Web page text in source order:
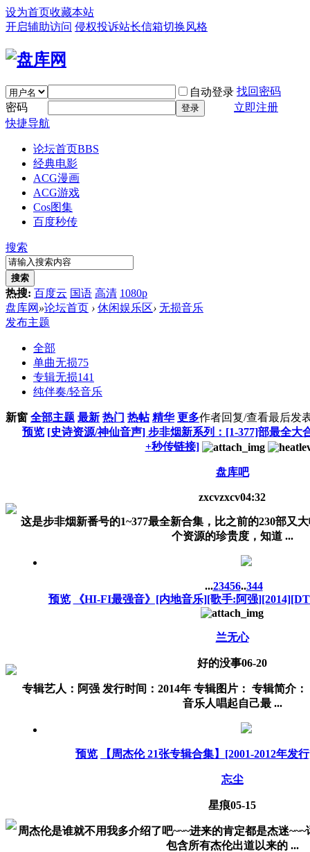
设为首页收藏本站
开启辅助访问 侵权投诉站长信箱切换风格
自动登录 找回密码
密码
登录
立即注册
快捷导航
论坛首页BBS
经典电影
ACG漫画
ACG游戏
Cos图集
百度秒传
搜索
搜索
热搜: 百度云 国语 高清 1080p
盘库网 »论坛首页 › 休闲娱乐区› 无损音乐
发布主题
全部
单曲无损75
专辑无损141
纯伴奏/轻音乐
新窗 全部主题 最新 热门 热帖 精华 更多作者回复/查看最后发
预览 [史诗资源/神仙音声] 步非烟新系列：[1-377]部最全大
+秒传链接]
盘库吧
zxcvzxcv04:32
这是步非烟新番号的1~377最全新合集，比之前的230部又
个资源的珍贵度，知道 ...
...23456..344
预览
《HI-FI最强音》[内地音乐][歌手:阿强
兰无心
好的没事06-20
专辑艺人：阿强 发行时间：2014年 专辑图片： 专辑简介
音乐人唱起自己最 ...
预览 【周杰伦 21张专辑合集】[2001-2012年发
忘尘
星痕05-15
周杰伦是谁就不用我多介绍了吧~~~进来的肯定都是杰迷
包含所有杰伦出道以来的 ...